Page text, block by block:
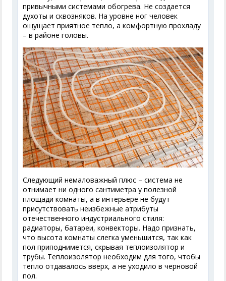
привычными системами обогрева. Не создается
духоты и сквозняков. На уровне ног человек
ощущает приятное тепло, а комфортную прохладу
– в районе головы.
Следующий немаловажный плюс – система не
отнимает ни одного сантиметра у полезной
площади комнаты, а в интерьере не будут
присутствовать неизбежные атрибуты
отечественного индустриального стиля:
радиаторы, батареи, конвекторы. Надо признать,
что высота комнаты слегка уменьшится, так как
пол приподнимется, скрывая теплоизолятор и
трубы. Теплоизолятор необходим для того, чтобы
тепло отдавалось вверх, а не уходило в черновой
пол.